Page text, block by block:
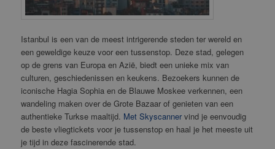
Istanbul is een van de meest intrigerende steden ter wereld en
een geweldige keuze voor een tussenstop. Deze stad, gelegen
op de grens van Europa en Azië, biedt een unieke mix van
culturen, geschiedenissen en keukens. Bezoekers kunnen de
iconische Hagia Sophia en de Blauwe Moskee verkennen, een
wandeling maken over de Grote Bazaar of genieten van een
authentieke Turkse maaltijd. Met Skyscanner vind je eenvoudig
de beste vliegtickets voor je tussenstop en haal je het meeste uit
je tijd in deze fascinerende stad.